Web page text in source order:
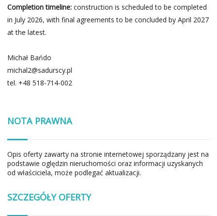
Completion timeline: construction is scheduled to be completed
in July 2026, with final agreements to be concluded by April 2027
at the latest.
Michał Bańdo
michal2@sadurscy.pl
tel. +48 518-714-002
NOTA PRAWNA
Opis oferty zawarty na stronie internetowej sporządzany jest na
podstawie oględzin nieruchomości oraz informacji uzyskanych
od właściciela, może podlegać aktualizacji.
SZCZEGÓŁY OFERTY